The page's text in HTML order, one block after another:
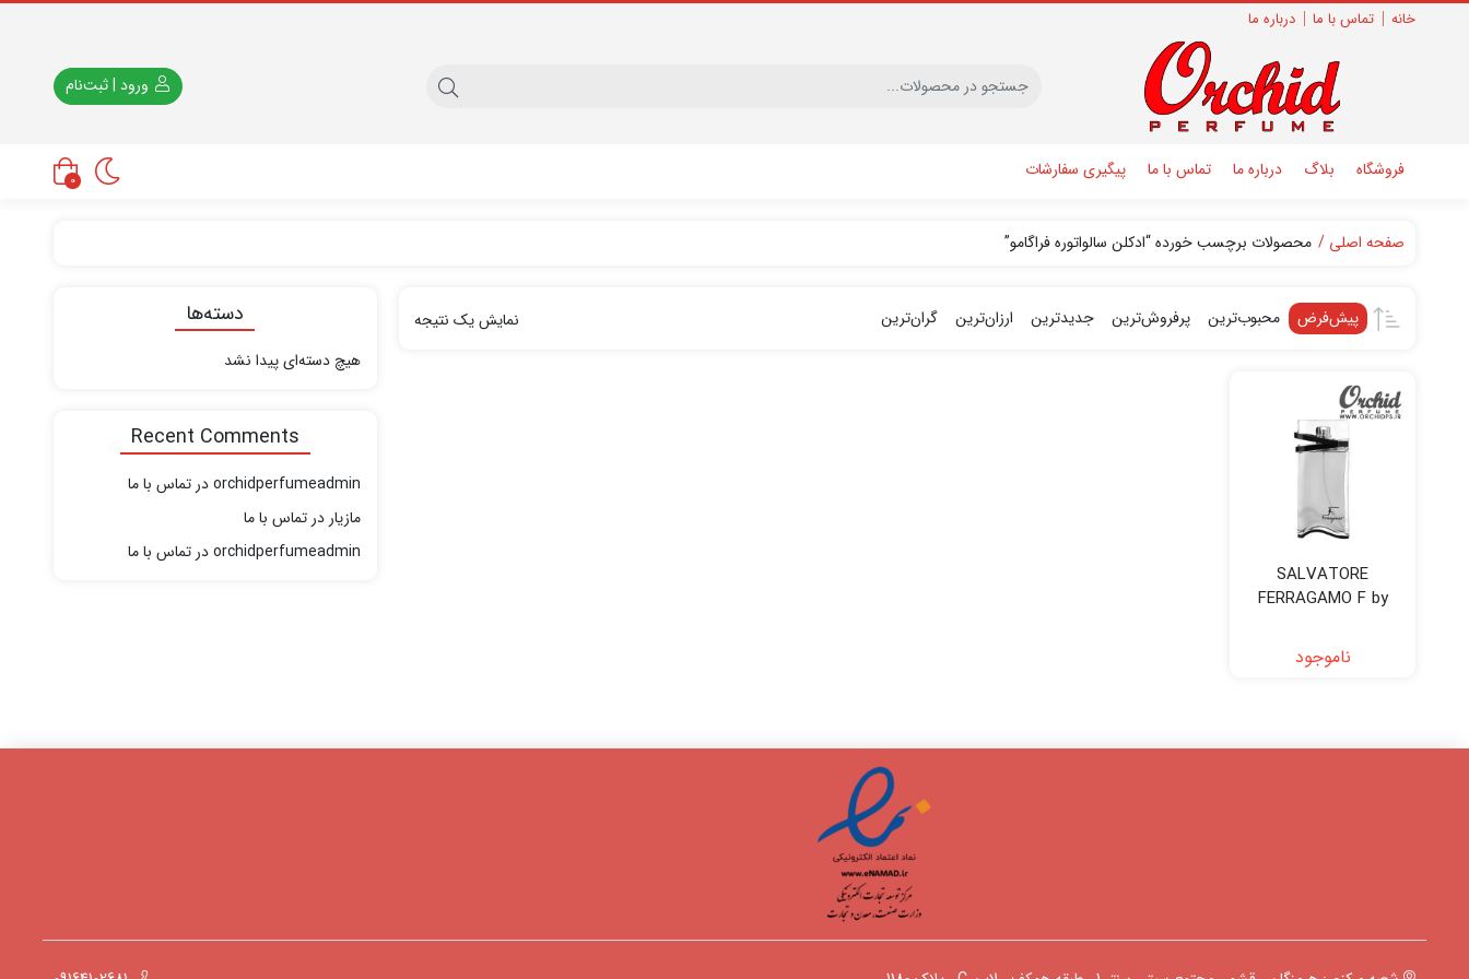
خانه تماس با ما درباره ما
ورود | ثبت‌نام
فروشگاه بلاگ درباره ما تماس با ما پیگیری سفارشات 0
صفحه اصلی محصولات برچسب خورده “ادکلن سالواتوره فراگامو”
پیش‌فرض محبوب‌ترین پرفروش‌ترین جدیدترین ارزان‌ترین گران‌ترین نمایش یک نتیجه
SALVATORE
FERRAGAMO F by
ناموجود
دسته‌ها
هیچ دسته‌ای پیدا نشد
Recent Comments
orchidperfumeadminدر تماس با ما
مازیار در تماس با ما
orchidperfumeadminدر تماس با ما